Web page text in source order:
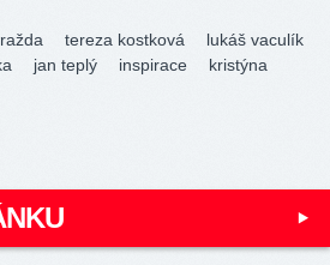
tereza kostková
lukáš vaculík
jan teplý inspirace
kristýna